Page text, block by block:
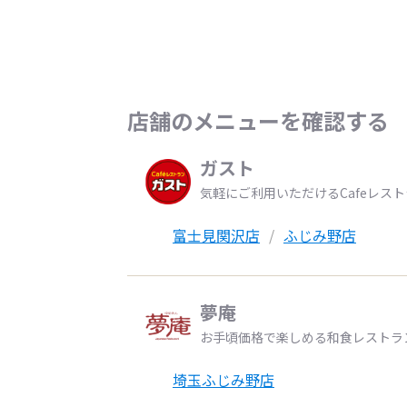
店舗のメニューを確認する
ガスト
気軽にご利用いただけるCafeレス
富士見関沢店 ふじみ野店
夢庵
お手頃価格で楽しめる和食レストラ
埼玉ふじみ野店